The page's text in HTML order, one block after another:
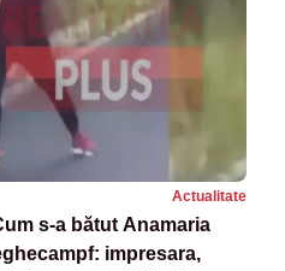
Actualitate
s-a bătut Anamaria
impresara,